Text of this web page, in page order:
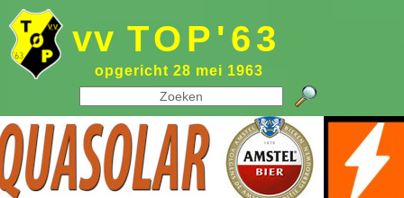
vv TOP'63
opgericht 28 mei 1963